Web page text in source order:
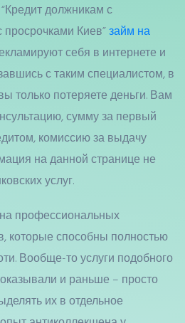
должникам с
просрочками Киев”займ на
себя в интернете и
с таким специалистом, в
только потеряете деньги. Вам
сумму за первый
комиссию за выдачу
на данной странице не
услуг.
профессиональных
которые способны полностью
Вообще-то услуги подобного
и раньше – просто
их в отдельное